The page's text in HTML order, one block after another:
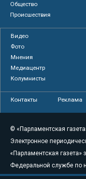
Общество
Происшествия
Видео
Фото
Мнения
Медиацентр
Колумнисты
Контакты Реклама
© «Парламентская
Электронное
«Парламентская газета»
Федеральной службе по